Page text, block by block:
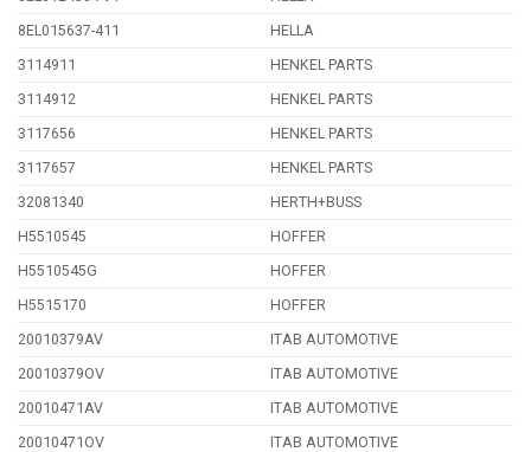
8EL015637-411
HELLA
3114911
HENKEL PARTS
3114912
HENKEL PARTS
3117656
HENKEL PARTS
3117657
HENKEL PARTS
32081340
HERTH+BUSS
H5510545
HOFFER
H5510545G
HOFFER
H5515170
HOFFER
20010379AV
ITAB AUTOMOTIVE
20010379OV
ITAB AUTOMOTIVE
20010471AV
ITAB AUTOMOTIVE
20010471OV
ITAB AUTOMOTIVE